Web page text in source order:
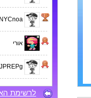
אורי
לרשימת